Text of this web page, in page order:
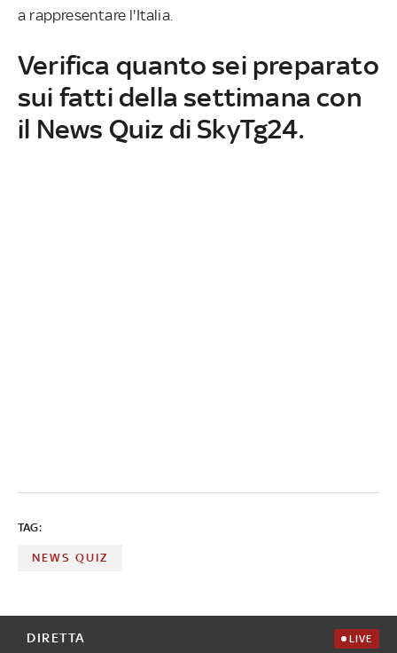
a rappresentare l'Italia.
Verifica quanto sei preparato
sui fatti della settimana con
il News Quiz di SkyTg24.
TAG:
NEWS QUIZ
DIRETTA LIVE